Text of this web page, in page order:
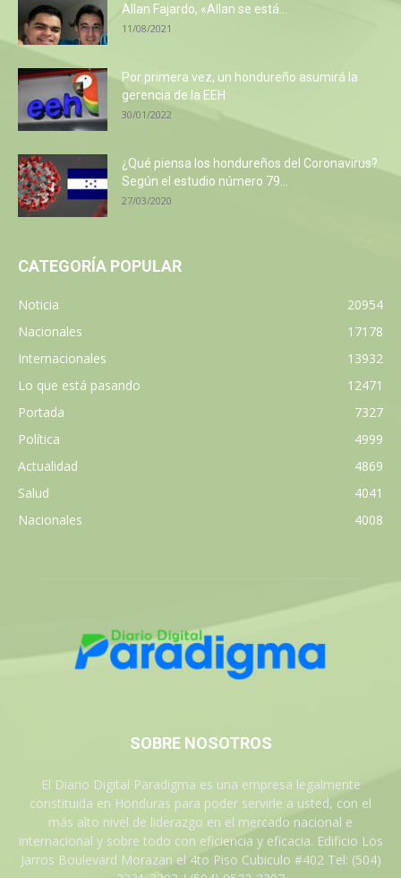
Allan Fajardo, «Allan se está...
11/08/2021
Por primera vez, un hondureño asumirá la
gerencia de la EEH
30/01/2022
¿Qué piensa los hondureños del Coronavirus?
Según el estudio número 79...
27/03/2020
CATEGORÍA POPULAR
Noticia
20954
Nacionales
17178
Internacionales
13932
Lo que está pasando
12471
Portada
7327
Política
4999
Actualidad
4869
Salud
4041
Nacionales
4008
SOBRE NOSOTROS
El Diario Digital Paradigma es una empresa legalmente
constituida en Honduras para poder servirle a usted, con el
más alto nivel de liderazgo en el mercado nacional e
internacional y sobre todo con eficiencia y eficacia. Edificio Los
Jarros Boulevard Morazan el 4to Piso Cubiculo #402 Tel: (504)